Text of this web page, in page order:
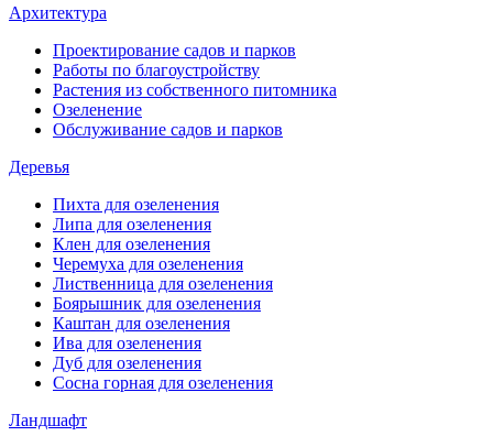
Архитектура
Проектирование садов и парков
Работы по благоустройству
Растения из собственного питомника
Озеленение
Обслуживание садов и парков
Деревья
Пихта для озеленения
Липа для озеленения
Клен для озеленения
Черемуха для озеленения
Лиственница для озеленения
Боярышник для озеленения
Каштан для озеленения
Ива для озеленения
Дуб для озеленения
Сосна горная для озеленения
Ландшафт